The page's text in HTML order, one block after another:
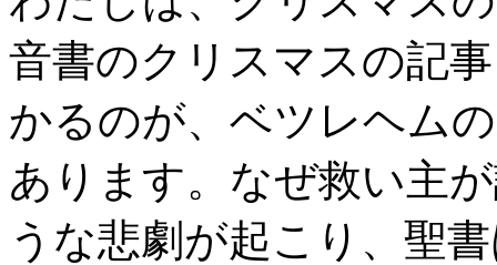
音書のクリスマスの記
かるのが、ベツレヘム
あります。なぜ救い主
うな悲劇が起こり、聖